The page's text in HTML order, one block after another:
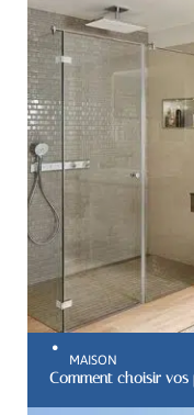
MAISON
Comment choisir vos